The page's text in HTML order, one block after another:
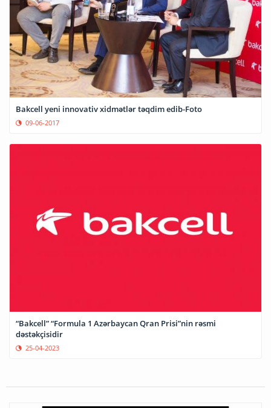
Bakcell yeni innovativ xidmətlər təqdim edib-Foto
09-06-2017
“Bakcell” “Formula 1 Azərbaycan Qran Prisi”nin rəsmi
dəstəkçisidir
25-04-2023